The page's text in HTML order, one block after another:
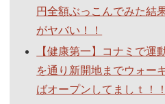
円全額ぶっこんでみた結
がヤバい！！
【健康第一】コナミで運
を通り新開地までウォー
ばオープンしてましｔ！